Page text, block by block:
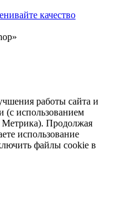
работы сайта и
(с использованием
Метрика). Продолжая
использование
файлы cookie в